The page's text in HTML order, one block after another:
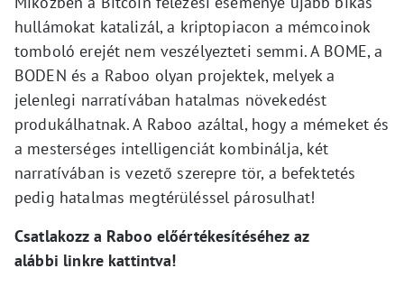
hullámokat katalizál, a kriptopiacon a mémcoinok
tomboló erejét nem veszélyezteti semmi. A BOME, a
BODEN és a Raboo olyan projektek, melyek a
jelenlegi narratívában hatalmas növekedést
produkálhatnak. A Raboo azáltal, hogy a mémeket és
a mesterséges intelligenciát kombinálja, két
narratívában is vezető szerepre tör, a befektetés
pedig hatalmas megtérüléssel párosulhat!
Csatlakozz a Raboo előértékesítéséhez az
alábbi linkre kattintva!